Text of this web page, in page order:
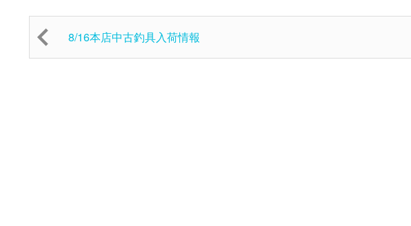
8/16本店中古釣具入荷情報